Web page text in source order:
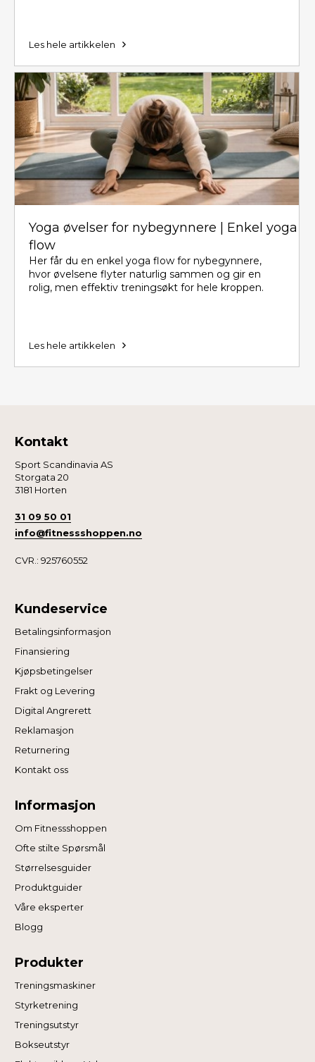
Les hele artikkelen
Yoga øvelser for nybegynnere | Enkel yoga
flow
Her får du en enkel yoga flow for nybegynnere,
hvor øvelsene flyter naturlig sammen og gir en
rolig, men effektiv treningsøkt for hele kroppen.
Les hele artikkelen
Kontakt
Sport Scandinavia AS
Storgata 20
3181 Horten
31 09 50 01
info@fitnessshoppen.no
CVR.: 925760552
Kundeservice
Betalingsinformasjon
Finansiering
Kjøpsbetingelser
Frakt og Levering
Digital Angrerett
Reklamasjon
Returnering
Kontakt oss
Informasjon
Om Fitnessshoppen
Ofte stilte Spørsmål
Størrelsesguider
Produktguider
Våre eksperter
Blogg
Produkter
Treningsmaskiner
Styrketrening
Treningsutstyr
Bokseutstyr